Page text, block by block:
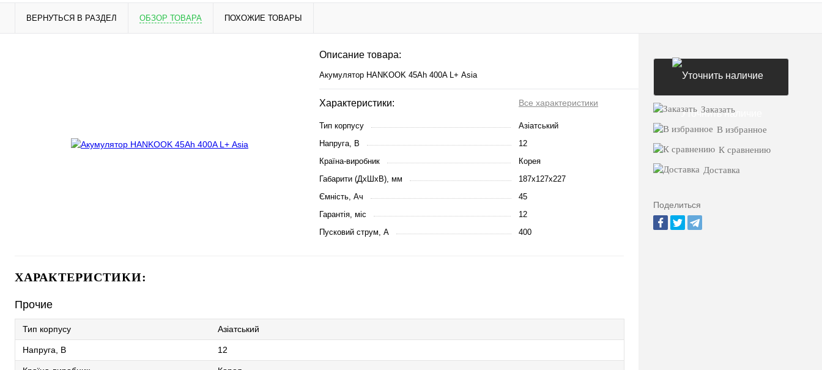
ВЕРНУТЬСЯ В РАЗДЕЛ ОБЗОР ТОВАРА ПОХОЖИЕ ТОВАРЫ
Описание товара:
Акумулятор HANKOOK 45Ah 400A L+ Аsia
Характеристики: Все характеристики
Тип корпусу
Азіатський
Напруга, В
12
Країна-виробник
Корея
Габарити (ДхШхВ), мм
187х127х227
Ємність, Ач
45
Гарантія, міс
12
Пусковий струм, А
400
ХАРАКТЕРИСТИКИ:
Прочие
Тип корпусу Азіатський
Напруга, В 12
Уточнить наличие
Заказать
В избранное
К сравнению
Доставка
Поделиться